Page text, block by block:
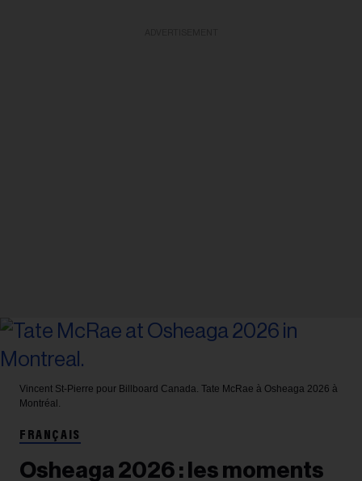
Vincent St-Pierre pour Billboard Canada. Tate McRae à Osheaga 2026 à
Montréal.
FRANÇAIS
Osheaga 2026 : les moments